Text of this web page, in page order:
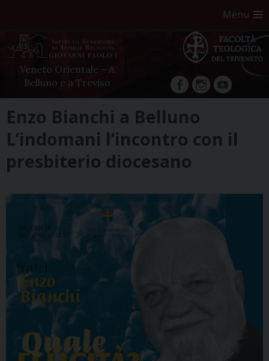
Menu
Veneto Orientale – A
Belluno e a Treviso
facebookInstagram
YouTube
content
Enzo Bianchi a Belluno
L’indomani l’incontro con il
presbiterio diocesano